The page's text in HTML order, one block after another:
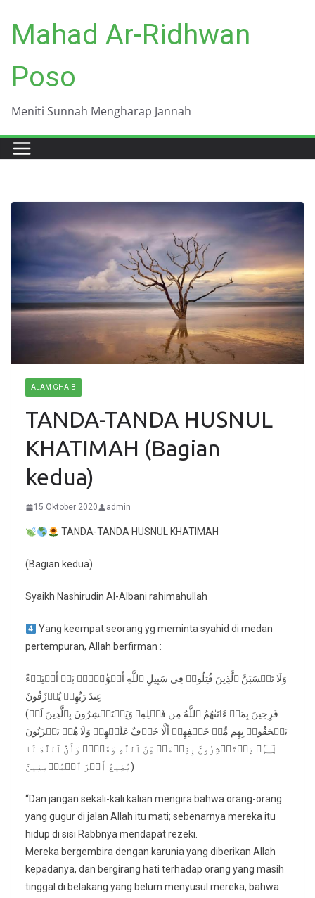
content
Mahad Ar-Ridhwan
Poso
Meniti Sunnah Mengharap Jannah
ALAM GHAIB
TANDA-TANDA HUSNUL
KHATIMAH (Bagian
kedua)
15 Oktober 2020 admin
TANDA-TANDA HUSNUL KHATIMAH
(Bagian kedua)
Syaikh Nashirudin Al-Albani rahimahullah
Yang keempat seorang yg meminta syahid di medan
pertempuran, Allah berfirman :
وَلَا تَحۡسَبَنَّ ٱلَّذِینَ قُتِلُوا۟ فِی سَبِیلِ ٱللَّهِ أَمۡوَ ٰ⁠تَۢاۚ بَلۡ أَحۡیَاۤءٌ
عِندَ رَبِّهِمۡ یُرۡزَقُونَ
(فَرِحِینَ بِمَاۤ ءَاتَىٰهُمُ ٱللَّهُ مِن فَضۡلِهِۦ وَیَسۡتَبۡشِرُونَ بِٱلَّذِینَ لَمۡ
یَلۡحَقُوا۟ بِهِم مِّنۡ خَلۡفِهِمۡ أَلَّا خَوۡفٌ عَلَیۡهِمۡ وَلَا هُمۡ یَحۡزَنُونَ
۝ ۞ یَسۡتَبۡشِرُونَ بِنِعۡمَةࣲ مِّنَ ٱللَّهِ وَفَضۡلࣲ وَأَنَّ ٱللَّهَ لَا
یُضِیعُ أَجۡرَ ٱلۡمُؤۡمِنِینَ)
“Dan jangan sekali-kali kalian mengira bahwa orang-orang
yang gugur di jalan Allah itu mati; sebenarnya mereka itu
hidup di sisi Rabbnya mendapat rezeki.
Mereka bergembira dengan karunia yang diberikan Allah
kepadanya, dan bergirang hati terhadap orang yang masih
tinggal di belakang yang belum menyusul mereka, bahwa